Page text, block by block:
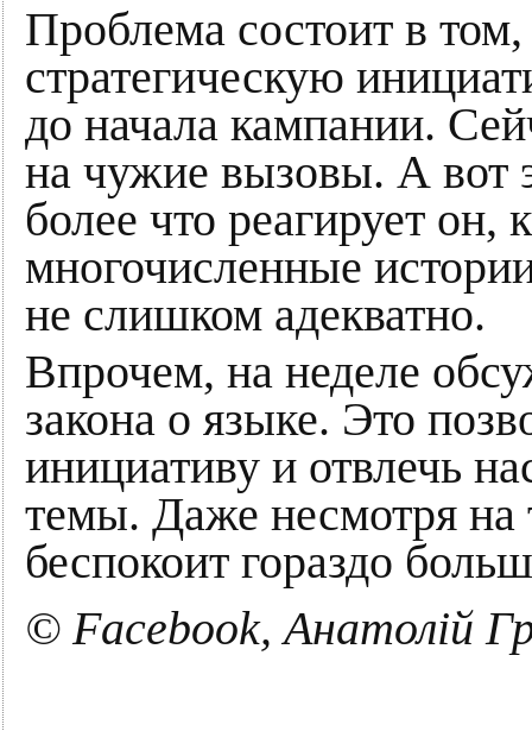
Проблема состоит в
стратегическую
до начала кампании.
на чужие вызовы. А вот
более что реагирует он,
многочисленные
не слишком адекватно.
Впрочем, на неделе
закона о языке. Это
инициативу и отвлечь
темы. Даже несмотря на
беспокоит гораздо
© Facebook, Анатолій